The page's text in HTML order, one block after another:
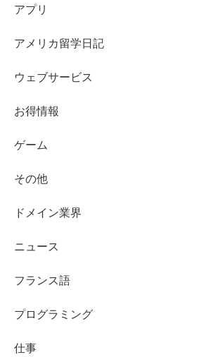
アプリ
アメリカ留学日記
ウェブサービス
お得情報
ゲーム
その他
ドメイン業界
ニュース
フランス語
プログラミング
仕事